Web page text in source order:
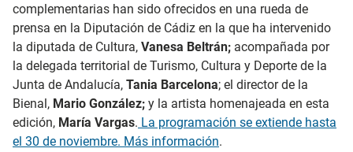
complementarias han sido ofrecidos en una rueda de
prensa en la Diputación de Cádiz en la que ha intervenido
la diputada de Cultura, Vanesa Beltrán; acompañada por
la delegada territorial de Turismo, Cultura y Deporte de la
Junta de Andalucía, Tania Barcelona; el director de la
Bienal, Mario González; y la artista homenajeada en esta
edición, María Vargas. La programación se extiende hasta
el 30 de noviembre. Más información.